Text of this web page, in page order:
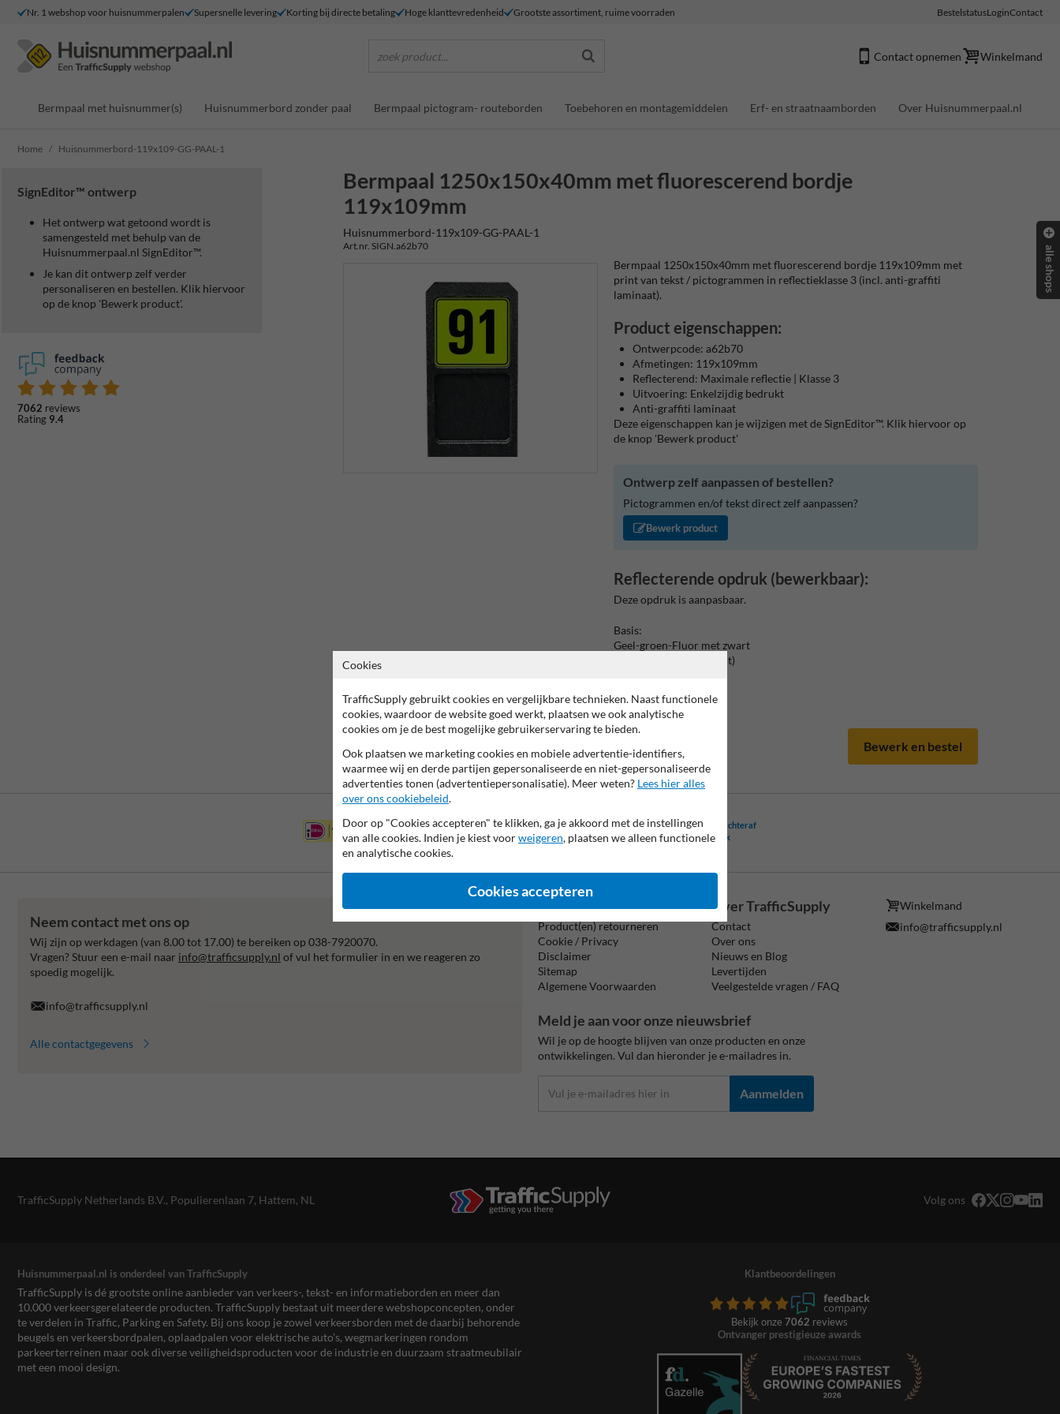
Nr. 1 webshop voor huisnummerpalen Supersnelle levering Korting bij directe betaling Hoge klanttevredenheid Grootste assortiment, ruime voorraden BestelstatusLoginContact
zoek product... Contact opnemen Winkelmand
Bermpaal met huisnummer(s) Huisnummerbord zonder paal Bermpaal pictogram- routeborden Toebehoren en montagemiddelen Erf- en straatnaamborden Over Huisnummerpaal.nl
Home Huisnummerbord-119x109-GG-PAAL-1
SignEditor™ ontwerp
Het ontwerp wat getoond wordt is
samengesteld met behulp van de
Huisnummerpaal.nl SignEditor™.
Je kan dit ontwerp zelf verder
personaliseren en bestellen. Klik hiervoor
op de knop 'Bewerk product'.
7062 reviews
Rating 9.4
Bermpaal 1250x150x40mm met fluorescerend bordje
119x109mm
Huisnummerbord-119x109-GG-PAAL-1
Art.nr. SIGN.a62b70
Bermpaal 1250x150x40mm met fluorescerend bordje 119x109mm met
print van tekst / pictogrammen in reflectieklasse 3 (incl. anti-graffiti
laminaat).
Product eigenschappen:
Ontwerpcode: a62b70
Afmetingen: 119x109mm
Reflecterend: Maximale reflectie | Klasse 3
Uitvoering: Enkelzijdig bedrukt
Anti-graffiti laminaat
Deze eigenschappen kan je wijzigen met de SignEditor™. Klik hiervoor op
de knop 'Bewerk product'
Ontwerp zelf aanpassen of bestellen?
Pictogrammen en/of tekst direct zelf aanpassen?
Bewerk product
Reflecterende opdruk (bewerkbaar):
Deze opdruk is aanpasbaar.
Basis:
Geel-groen-Fluor met zwart
(Rand: RAL 9017 - zwart)
91.
Bewerk en bestel
Betaling achteraf
is mogelijk
Neem contact met ons op
Wij zijn op werkdagen (van 8.00 tot 17.00) te bereiken op 038-7920070.
Vragen? Stuur een e-mail naar info@trafficsupply.nl of vul het formulier in en we reageren zo
spoedig mogelijk.
info@trafficsupply.nl
Alle contactgegevens
Informatie
Product(en) retourneren
Cookie / Privacy
Disclaimer
Sitemap
Algemene Voorwaarden
Over TrafficSupply
Contact
Over ons
Nieuws en Blog
Levertijden
Veelgestelde vragen / FAQ
Winkelmand
info@trafficsupply.nl
Meld je aan voor onze nieuwsbrief
Wil je op de hoogte blijven van onze producten en onze
ontwikkelingen. Vul dan hieronder je e-mailadres in.
Aanmelden
TrafficSupply Netherlands B.V., Populierenlaan 7, Hattem, NL Volg ons
Huisnummerpaal.nl is onderdeel van TrafficSupply
TrafficSupply is dé grootste online aanbieder van verkeers-, tekst- en informatieborden en meer dan
10.000 verkeersgerelateerde producten. TrafficSupply bestaat uit meerdere webshopconcepten, onder
te verdelen in Traffic, Parking en Safety. Bij ons koop je zowel verkeersborden met de daarbij behorende
beugels en verkeersbordpalen, oplaadpalen voor elektrische auto’s, wegmarkeringen rondom
parkeerterreinen maar ook diverse veiligheidsproducten voor de industrie en duurzaam straatmeubilair
met een mooi design.
Klantbeoordelingen
Bekijk onze 7062 reviews
Ontvanger prestigieuze awards
alle shops
Cookies
TrafficSupply gebruikt cookies en vergelijkbare technieken. Naast functionele
cookies, waardoor de website goed werkt, plaatsen we ook analytische
cookies om je de best mogelijke gebruikerservaring te bieden.
Ook plaatsen we marketing cookies en mobiele advertentie-identifiers,
waarmee wij en derde partijen gepersonaliseerde en niet-gepersonaliseerde
advertenties tonen (advertentiepersonalisatie). Meer weten? Lees hier alles
over ons cookiebeleid.
Door op "Cookies accepteren" te klikken, ga je akkoord met de instellingen
van alle cookies. Indien je kiest voorweigeren, plaatsen we alleen functionele
en analytische cookies.
Cookies accepteren